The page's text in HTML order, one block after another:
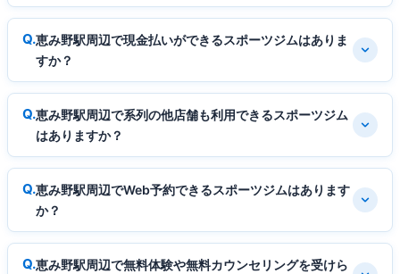
恵み野駅周辺で現金払いができるスポーツジムはありま
すか？
恵み野駅周辺で系列の他店舗も利用できるスポーツジム
はありますか？
恵み野駅周辺でWeb予約できるスポーツジムはあります
か？
恵み野駅周辺で無料体験や無料カウンセリングを受けら